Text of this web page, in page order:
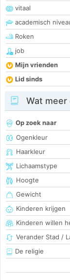
vitaal
academisch
Roken
job
Mijn vrienden
Lid sinds
Wat meer
Op zoek naar
Ogenkleur
Haarkleur
Lichaamstype
Hoogte
Gewicht
Kinderen krijgen
Kinderen willen
Verander Stad /
De religie